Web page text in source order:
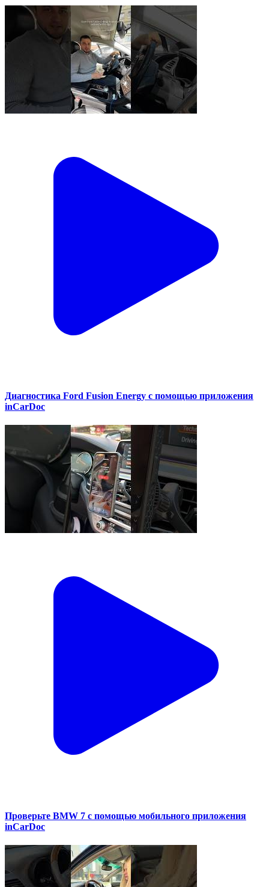
Диагностика Ford Fusion Energy с помощью приложения
inCarDoc
Проверьте BMW 7 с помощью мобильного приложения
inCarDoc